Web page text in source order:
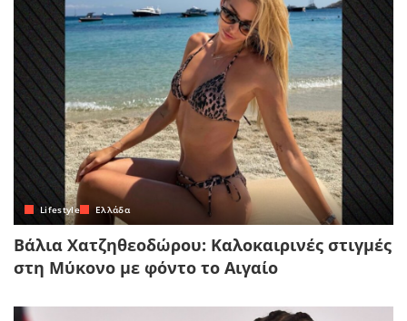
Lifestyle Ελλάδα
Βάλια Χατζηθεοδώρου: Καλοκαιρινές στιγμές
στη Μύκονο με φόντο το Αιγαίο